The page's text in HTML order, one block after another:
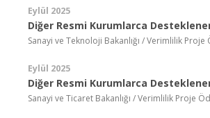
Eylül 2025
Diğer Resmi Kurumlarca
Sanayi ve Teknoloji Bakanlığı / Verimlilik
Eylül 2025
Diğer Resmi Kurumlarca
Sanayi ve Ticaret Bakanlığı / Verimlilik Proje